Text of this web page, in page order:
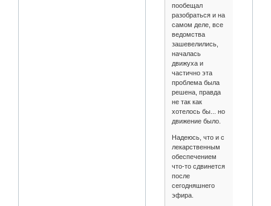
пообещал
разобраться и на
самом деле, все
ведомства
зашевелились,
началась
движуха и
частично эта
проблема была
решена, правда
не так как
хотелось бы... но
движение было.
Надеюсь, что и с
лекарственным
обеспечением
что-то сдвинется
после
сегодняшнего
эфира.